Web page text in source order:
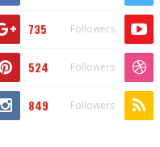
735 Followers
524 Followers
849 Followers